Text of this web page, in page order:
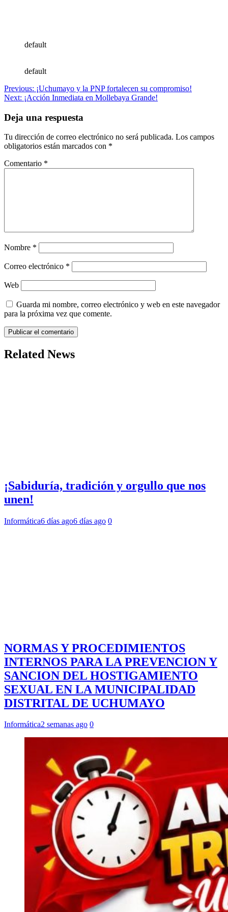
default
default
Navegación
de
entradas
Previous: ¡Uchumayo y la PNP fortalecen su compromiso!
Next: ¡Acción Inmediata en Mollebaya Grande!
Deja una respuesta
Tu dirección de correo electrónico no será publicada. Los campos
obligatorios están marcados con *
Comentario *
Nombre *
Correo electrónico *
Web
Guarda mi nombre, correo electrónico y web en este navegador
para la próxima vez que comente.
Related News
¡Sabiduría, tradición y orgullo que nos
unen!
Informática6 días ago6 días ago 0
NORMAS Y PROCEDIMIENTOS
INTERNOS PARA LA PREVENCION Y
SANCION DEL HOSTIGAMIENTO
SEXUAL EN LA MUNICIPALIDAD
DISTRITAL DE UCHUMAYO
Informática2 semanas ago 0